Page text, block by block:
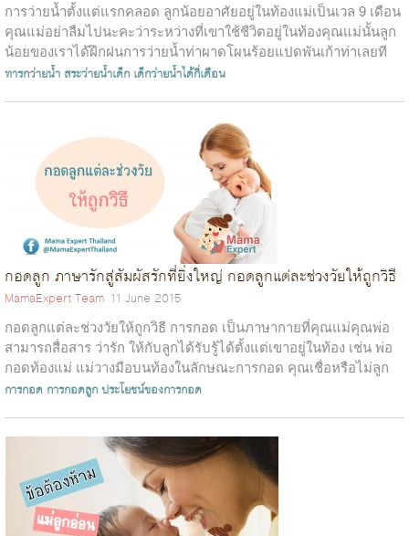
การว่ายน้ำตั้งแต่แรกคลอด ลูกน้อยอาศัยอยู่ในท้องแม่เป็นเวล 9 เดือน
คุณแม่อย่าลืมไปนะคะว่าระหว่างที่เขาใช้ชีวิตอยู่ในท้องคุณแม่นั้นลูก
น้อยของเราได้ฝึกฝนการว่ายน้ำท่าผาดโผนร้อยแปดพันเก้าท่าเลยที
เดียว...
ทารกว่ายน้ำ สระว่ายน้ำเด็ก เด็กว่ายน้ำได้กี่เดือน
กอดลูก ภาษารักสู่สัมผัสรักที่ยิ่งใหญ่ กอดลูกแต่ละช่วงวัยให้ถูกวิธี
MamaExpert Team 11 June 2015
กอดลูกแต่ละช่วงวัยให้ถูกวิธี การกอด เป็นภาษากายที่คุณแม่คุณพ่อ
สามารถสื่อสาร ว่ารัก ให้กับลูกได้รับรู้ได้ตั้งแต่เขาอยู่ในท้อง เช่น พ่อ
กอดท้องแม่ แม่วางมือบนท้องในลักษณะการกอด คุณเชื่อหรือไม่ลูก
ส...
การกอด การกอดลูกประโยชน์ของการกอด